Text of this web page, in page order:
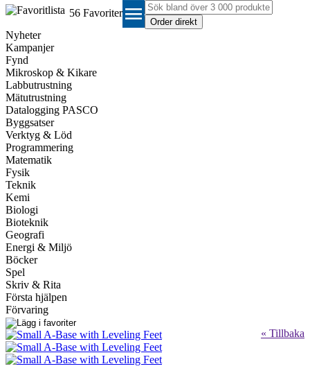
56 Favoriter menu
Nyheter
Kampanjer
Fynd
Mikroskop & Kikare
Labbutrustning
Mätutrustning
Datalogging PASCO
Byggsatser
Verktyg & Löd
Programmering
Matematik
Fysik
Teknik
Kemi
Biologi
Bioteknik
Geografi
Energi & Miljö
Böcker
Spel
Skriv & Rita
Första hjälpen
Förvaring
« Tillbaka